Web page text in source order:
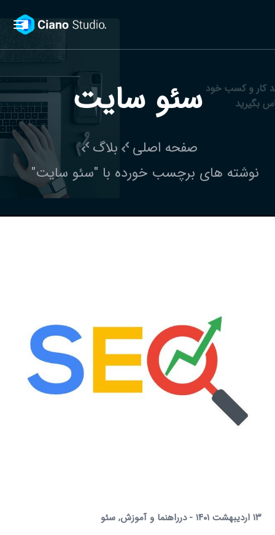
سئو سایت
صفحه اصلی
بلاگ
نوشته های برچسب خورده با "سئو سایت"
۱۳ اردیبهشت ۱۴۰۱ درراهنما و آموزش,سئو